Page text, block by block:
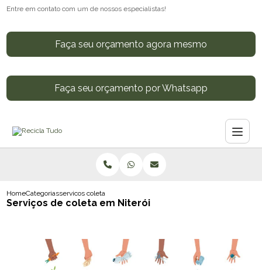
Entre em contato com um de nossos especialistas!
Faça seu orçamento agora mesmo
Faça seu orçamento por Whatsapp
HomeCategoriasservicos coleta niteroi
Serviços de coleta em Niterói